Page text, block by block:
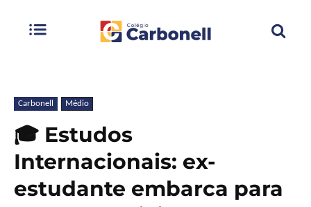
Carbonell Médio
🎓 Estudos
Internacionais: ex-
estudante embarca para